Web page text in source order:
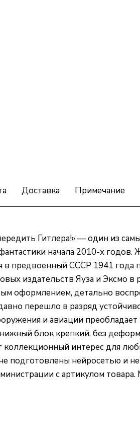
Доставка Примечание
Гитлера!» — один из
начала 2010-х
предвоенный СССР 1941 года
издательств Яуза и Эксмо в
оформлением, детально
перешло в разряд
и авиации
блок крепкий, без
коллекционный интерес для
подготовлены нейросетью и
с артикулом